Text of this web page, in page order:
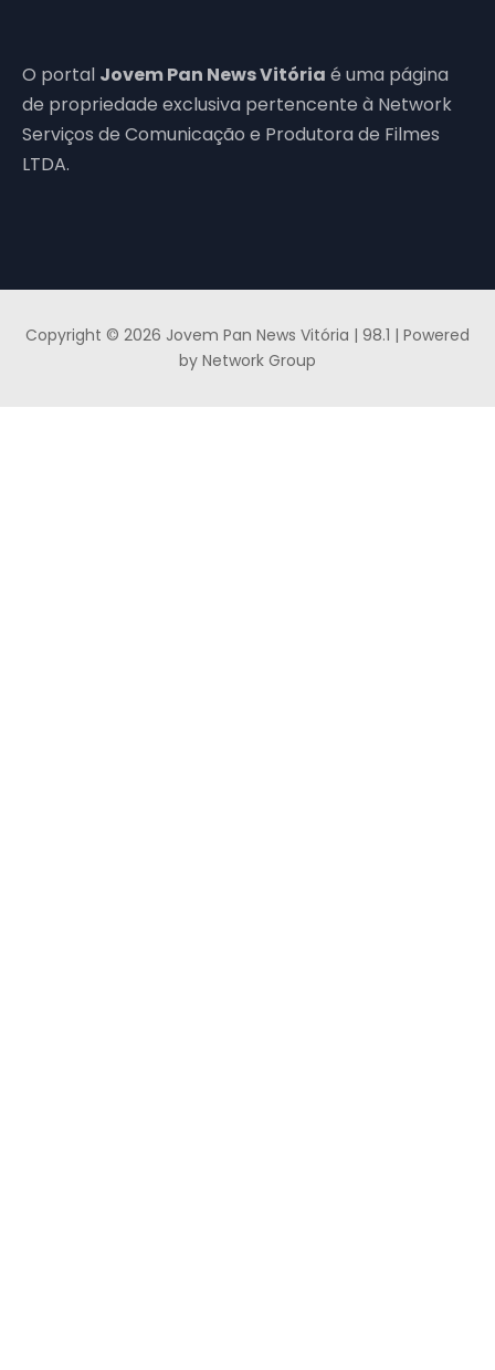
O portal Jovem Pan News Vitória é uma página
de propriedade exclusiva pertencente à Network
Serviços de Comunicação e Produtora de Filmes
LTDA.
Copyright © 2026 Jovem Pan News Vitória | 98.1 | Powered
by Network Group